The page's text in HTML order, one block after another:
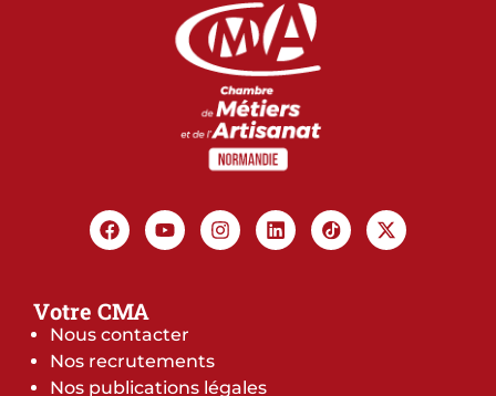
Votre CMA
Nous contacter
Nos recrutements
Nos publications légales